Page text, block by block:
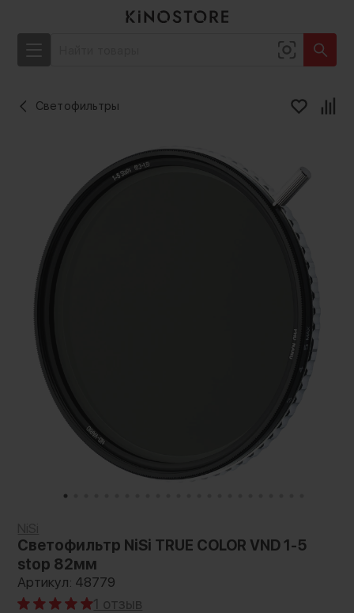
Светофильтры
Светофильтр NiSi TRUE COLOR VND 1-5
stop 82мм
Артикул: 48779
1 отзыв